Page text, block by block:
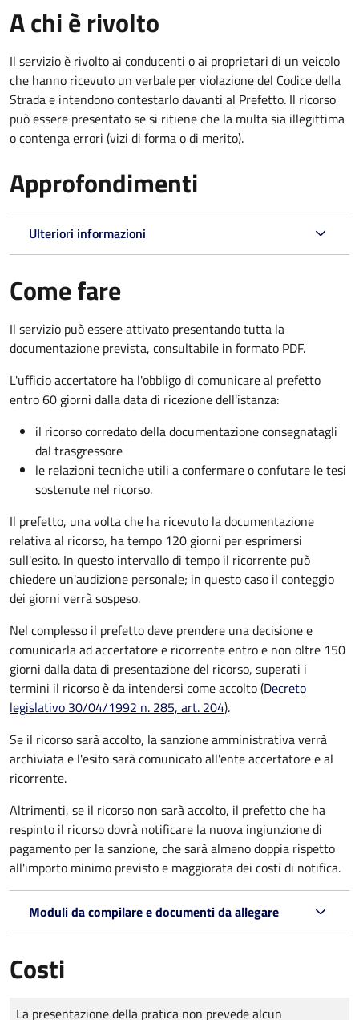
A chi è rivolto
Il servizio è rivolto ai conducenti o ai proprietari di un veicolo
che hanno ricevuto un verbale per violazione del Codice della
Strada e intendono contestarlo davanti al Prefetto. Il ricorso
può essere presentato se si ritiene che la multa sia illegittima
o contenga errori (vizi di forma o di merito).
Approfondimenti
Ulteriori informazioni
Come fare
Il servizio può essere attivato presentando tutta la
documentazione prevista, consultabile in formato PDF.
L'ufficio accertatore ha l'obbligo di comunicare al prefetto
entro 60 giorni dalla data di ricezione dell'istanza:
il ricorso corredato della documentazione consegnatagli
dal trasgressore
le relazioni tecniche utili a confermare o confutare le tesi
sostenute nel ricorso.
Il prefetto, una volta che ha ricevuto la documentazione
relativa al ricorso, ha tempo 120 giorni per esprimersi
sull'esito. In questo intervallo di tempo il ricorrente può
chiedere un'audizione personale; in questo caso il conteggio
dei giorni verrà sospeso.
Nel complesso il prefetto deve prendere una decisione e
comunicarla ad accertatore e ricorrente entro e non oltre 150
giorni dalla data di presentazione del ricorso, superati i
termini il ricorso è da intendersi come accolto (Decreto
legislativo 30/04/1992 n. 285, art. 204).
Se il ricorso sarà accolto, la sanzione amministrativa verrà
archiviata e l'esito sarà comunicato all'ente accertatore e al
ricorrente.
Altrimenti, se il ricorso non sarà accolto, il prefetto che ha
respinto il ricorso dovrà notificare la nuova ingiunzione di
pagamento per la sanzione, che sarà almeno doppia rispetto
all'importo minimo previsto e maggiorata dei costi di notifica.
Moduli da compilare e documenti da allegare
Costi
Tipo di pagamento
Importo
La presentazione della pratica non prevede alcun